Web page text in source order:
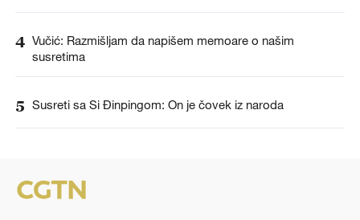
4 Vučić: Razmišljam da napišem memoare o našim
susretima
5 Susreti sa Si Đinpingom: On je čovek iz naroda